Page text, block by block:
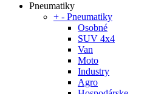
Pneumatiky
+ - Pneumatiky
Osobné
SUV 4x4
Van
Moto
Industry
Agro